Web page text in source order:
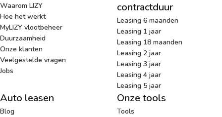
Waarom LIZY
Hoe het werkt
MyLIZY vlootbeheer
Duurzaamheid
Onze klanten
Veelgestelde vragen
Jobs
contractduur
Leasing 6 maanden
Leasing 1 jaar
Leasing 18 maanden
Leasing 2 jaar
Leasing 3 jaar
Leasing 4 jaar
Leasing 5 jaar
Auto leasen
Blog
Onze tools
Tools